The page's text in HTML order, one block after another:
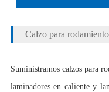
Calzo para
Suministramos calzos para
laminadores en caliente y